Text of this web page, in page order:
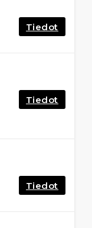
Tiedot
Tiedot
Tiedot